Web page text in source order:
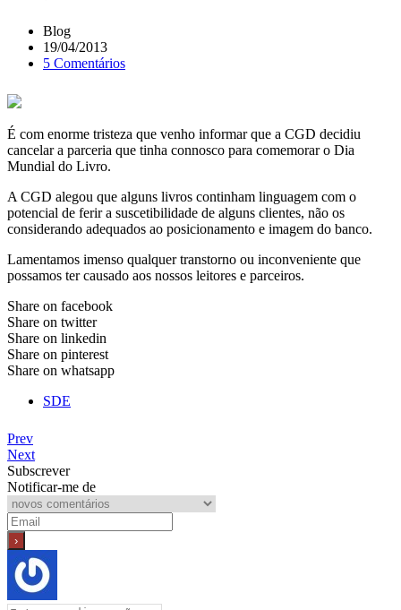
Blog
19/04/2013
5 Comentários
É com enorme tristeza que venho informar que a CGD decidiu
cancelar a parceria que tinha connosco para comemorar o Dia
Mundial do Livro.
A CGD alegou que alguns livros continham linguagem com o
potencial de ferir a suscetibilidade de alguns clientes, não os
considerando adequados ao posicionamento e imagem do banco.
Lamentamos imenso qualquer transtorno ou inconveniente que
possamos ter causado aos nossos leitores e parceiros.
Share on facebook
Share on twitter
Share on linkedin
Share on pinterest
Share on whatsapp
SDE
Prev
Next
Subscrever
Notificar-me de